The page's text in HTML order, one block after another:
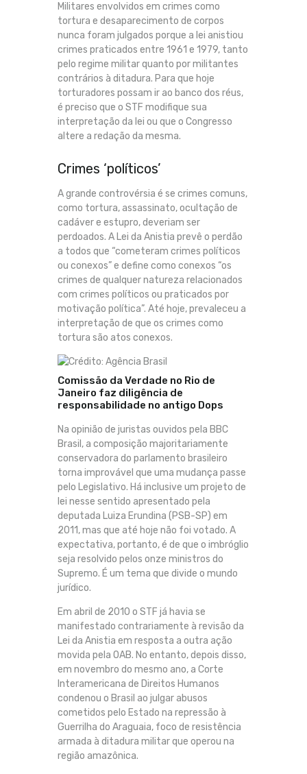
Militares envolvidos em crimes como
tortura e desaparecimento de corpos
nunca foram julgados porque a lei anistiou
crimes praticados entre 1961 e 1979, tanto
pelo regime militar quanto por militantes
contrários à ditadura. Para que hoje
torturadores possam ir ao banco dos réus,
é preciso que o STF modifique sua
interpretação da lei ou que o Congresso
altere a redação da mesma.
Crimes ‘políticos’
A grande controvérsia é se crimes comuns,
como tortura, assassinato, ocultação de
cadáver e estupro, deveriam ser
perdoados. A Lei da Anistia prevê o perdão
a todos que “cometeram crimes políticos
ou conexos” e define como conexos “os
crimes de qualquer natureza relacionados
com crimes políticos ou praticados por
motivação política”. Até hoje, prevaleceu a
interpretação de que os crimes como
tortura são atos conexos.
Comissão da Verdade no Rio de
Janeiro faz diligência de
responsabilidade no antigo Dops
Na opinião de juristas ouvidos pela BBC
Brasil, a composição majoritariamente
conservadora do parlamento brasileiro
torna improvável que uma mudança passe
pelo Legislativo. Há inclusive um projeto de
lei nesse sentido apresentado pela
deputada Luiza Erundina (PSB-SP) em
2011, mas que até hoje não foi votado. A
expectativa, portanto, é de que o imbróglio
seja resolvido pelos onze ministros do
Supremo. É um tema que divide o mundo
jurídico.
Em abril de 2010 o STF já havia se
manifestado contrariamente à revisão da
Lei da Anistia em resposta a outra ação
movida pela OAB. No entanto, depois disso,
em novembro do mesmo ano, a Corte
Interamericana de Direitos Humanos
condenou o Brasil ao julgar abusos
cometidos pelo Estado na repressão à
Guerrilha do Araguaia, foco de resistência
armada à ditadura militar que operou na
região amazônica.